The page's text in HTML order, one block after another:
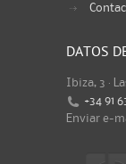
DATOS
Ibiza, 3 ·
+34 91
Enviar e-